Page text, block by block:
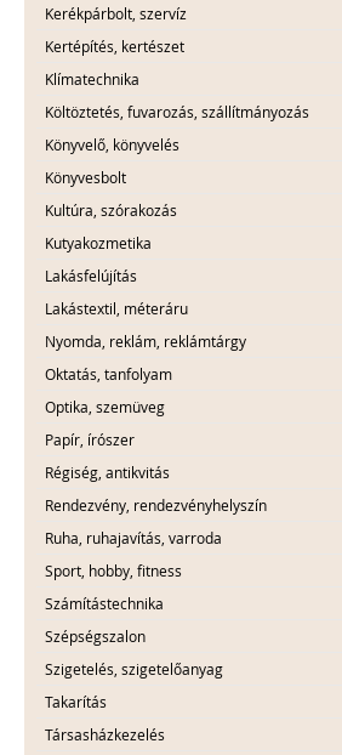
Kerékpárbolt, szervíz
Kertépítés, kertészet
Klímatechnika
Költöztetés, fuvarozás, szállítmányozás
Könyvelő, könyvelés
Könyvesbolt
Kultúra, szórakozás
Kutyakozmetika
Lakásfelújítás
Lakástextil, méteráru
Nyomda, reklám, reklámtárgy
Oktatás, tanfolyam
Optika, szemüveg
Papír, írószer
Régiség, antikvitás
Rendezvény, rendezvényhelyszín
Ruha, ruhajavítás, varroda
Sport, hobby, fitness
Számítástechnika
Szépségszalon
Szigetelés, szigetelőanyag
Takarítás
Társasházkezelés